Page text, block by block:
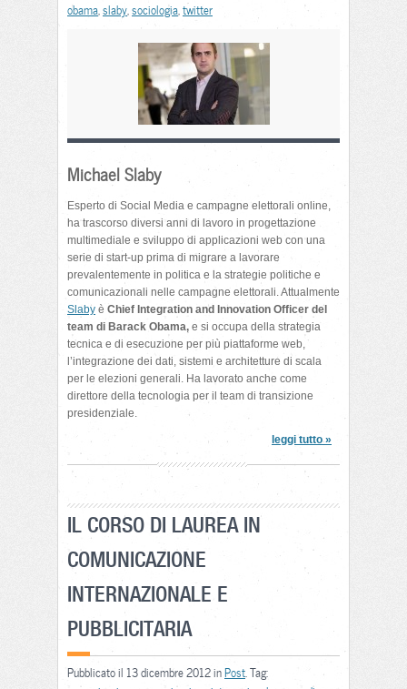
obama slaby sociologia twitter
Michael Slaby
Esperto di Social Media e campagne elettorali online,
ha trascorso diversi anni di lavoro in progettazione
multimediale e sviluppo di applicazioni web con una
serie di start-up prima di migrare a lavorare
prevalentemente in politica e la strategie politiche e
comunicazionali nelle campagne elettorali. Attualmente
Slaby è Chief Integration and Innovation Officer del
team di Barack Obama, e si occupa della strategia
tecnica e di esecuzione per più piattaforme web,
l’integrazione dei dati, sistemi e architetture di scala
per le elezioni generali. Ha lavorato anche come
direttore della tecnologia per il team di transizione
presidenziale.
leggi tutto »
IL CORSO DI LAUREA IN
COMUNICAZIONE
INTERNAZIONALE E
PUBBLICITARIA
Pubblicato il 13 dicembre 2012 inPost . Tag: